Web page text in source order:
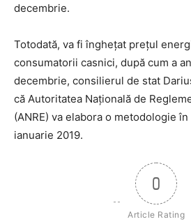
decembrie.
Totodată, va fi îngheţat preţul
consumatorii casnici, după cum a
decembrie, consilierul de stat
că Autoritatea Naţională de
(ANRE) va elabora o metodologie
ianuarie 2019.
0
Article Rating